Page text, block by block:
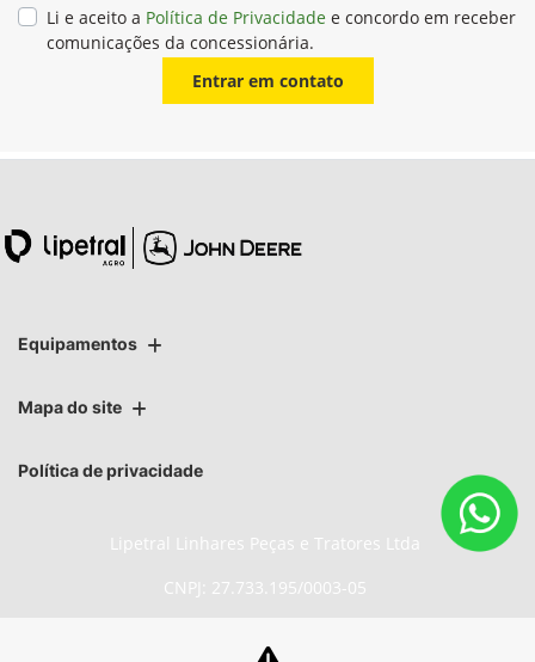
Li e aceito a Política de Privacidade e concordo em receber
comunicações da concessionária.
Entrar em contato
Equipamentos
Mapa do site
Política de privacidade
Lipetral Linhares Peças e Tratores Ltda
CNPJ: 27.733.195/0003-05